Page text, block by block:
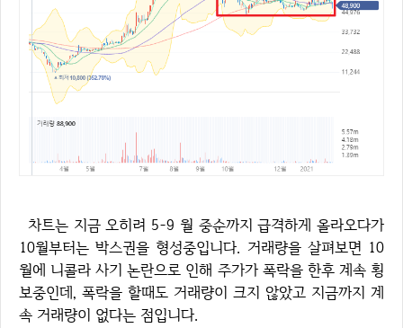
차트는 지금 오히려 5-9 월 중순까지 급격하게 올라오다가
10월부터는 박스권을 형성중입니다. 거래량을 살펴보면 10
월에 니콜라 사기 논란으로 인해 주가가 폭락을 한후 계속 횡
보중인데, 폭락을 할때도 거래량이 크지 않았고 지금까지 계
속 거래량이 없다는 점입니다.